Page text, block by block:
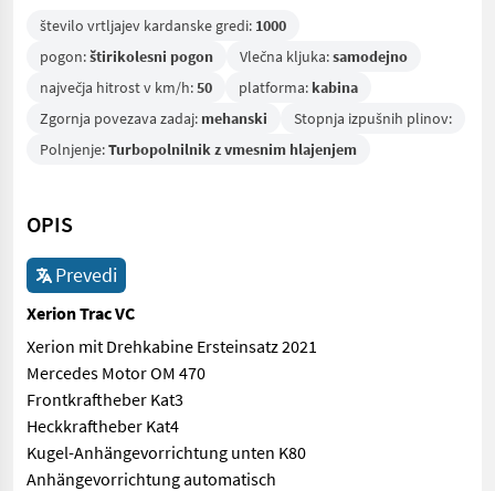
število vrtljajev kardanske gredi: 1000
pogon:štirikolesni pogon Vlečna kljuka:samodejno
največja hitrost v km/h:50 platforma: kabina
Zgornja povezava zadaj: mehanski
Stopnja izpušnih plinov:
Polnjenje:Turbopolnilnik z vmesnim hlajenjem
OPIS
Prevedi
Xerion Trac VC
Xerion mit Drehkabine Ersteinsatz 2021
Mercedes Motor OM 470
Frontkraftheber Kat3
Heckkraftheber Kat4
Kugel-Anhängevorrichtung unten K80
Anhängevorrichtung automatisch